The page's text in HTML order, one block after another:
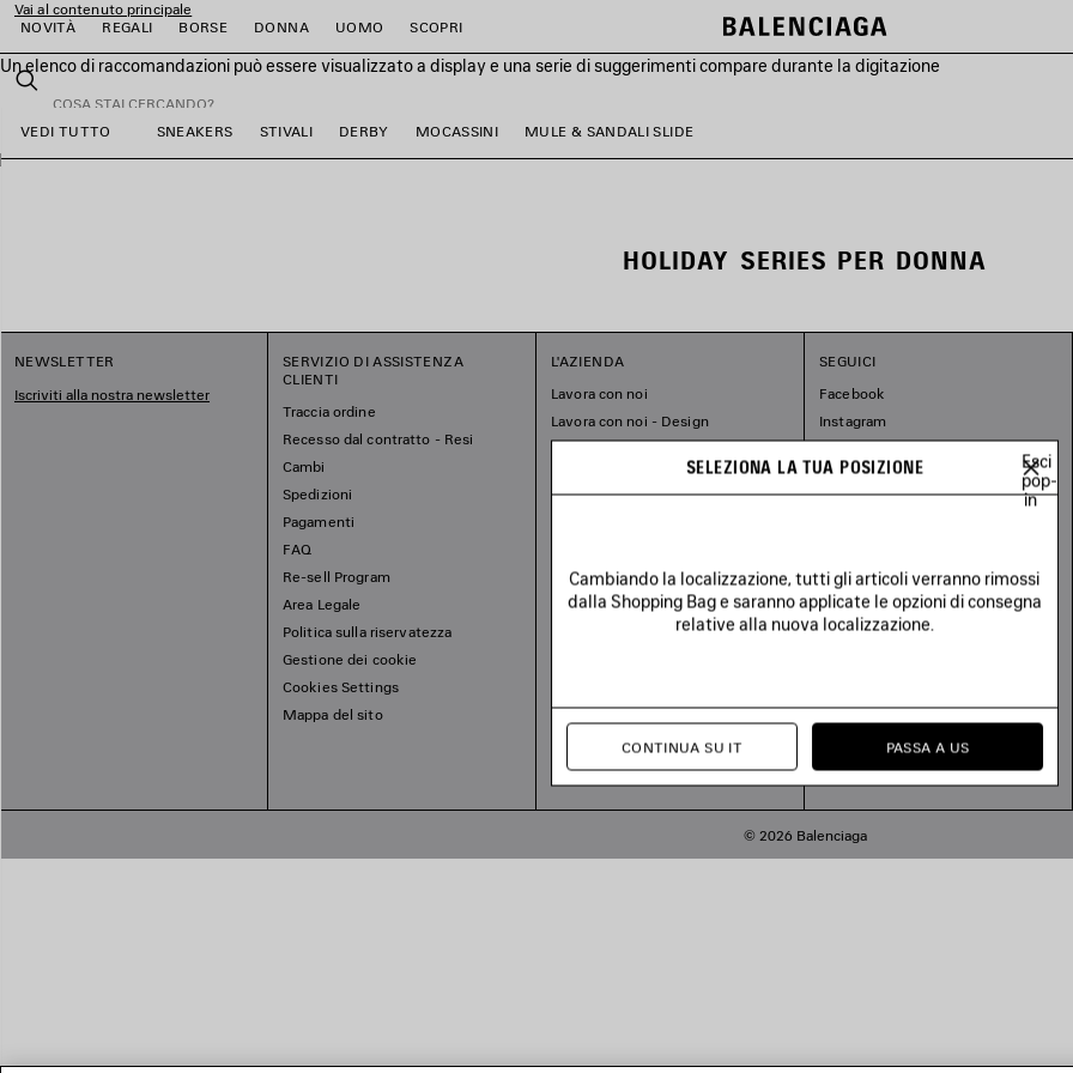
Vai al contenuto principale
NOVITÀ
REGALI BORSE DONNA UOMO SCOPRI
Un elenco di raccomandazioni può essere visualizzato a display e una serie di suggerimenti compare durante la digitazione
Cerca
close the banner
VEDI TUTTO SNEAKERS STIVALI DERBY MOCASSINI MULE & SANDALI SLIDE
HOLIDAY SERIES PER DONNA
NEWSLETTER
Iscriviti alla nostra newsletter
SERVIZIO DI ASSISTENZA
CLIENTI
Traccia ordine
Recesso dal contratto - Resi
Cambi
Spedizioni
Pagamenti
FAQ
Re-sell Program
Area Legale
Politica sulla riservatezza
Gestione dei cookie
Cookies Settings
Mappa del sito
L'AZIENDA
Lavora con noi
Lavora con noi - Design
SEGUICI
Facebook
Instagram
Pinterest
© 2026 Balenciaga
SELEZIONA LA TUA POSIZIONE
Esci
pop-
in
Cambiando la localizzazione, tutti gli articoli verranno rimossi
dalla Shopping Bag e saranno applicate le opzioni di consegna
relative alla nuova localizzazione.
CONTINUA SU IT PASSA A US